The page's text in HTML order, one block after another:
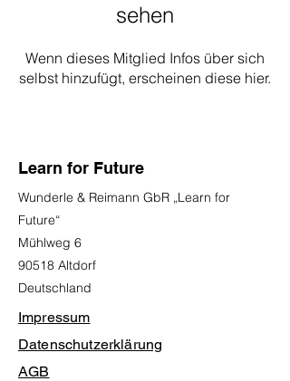
sehen
Wenn dieses Mitglied Infos über sich
selbst hinzufügt, erscheinen diese hier.
Learn for Future
Wunderle & Reimann GbR „Learn for
Future“
Mühlweg 6
90518 Altdorf
Deutschland
Impressum
Datenschutzerklärung
AGB